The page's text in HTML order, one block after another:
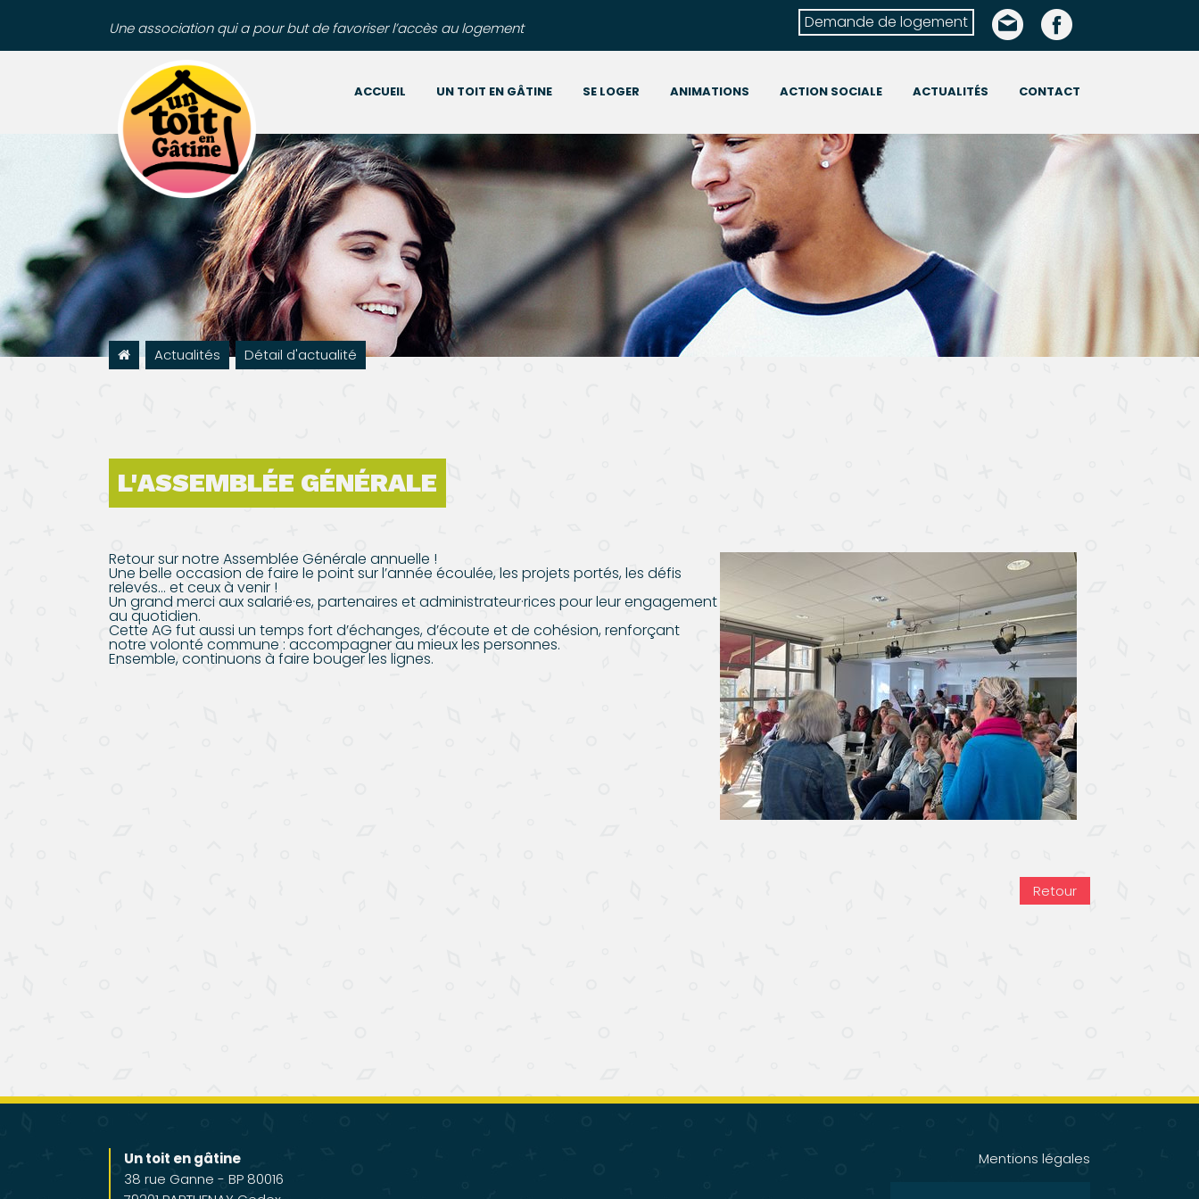
Une association qui a pour but de favoriser l’accès au logement Demande de logement
ACCUEIL UN TOIT EN GÂTINE SE LOGER ANIMATIONS ACTION SOCIALE ACTUALITÉS CONTACT
Actualités Détail d'actualité
L'ASSEMBLÉE GÉNÉRALE
Retour sur notre Assemblée Générale annuelle !
Une belle occasion de faire le point sur l’année écoulée, les projets portés, les défis
relevés… et ceux à venir !
Un grand merci aux salarié·es, partenaires et administrateur·rices pour leur engagement
au quotidien.
Cette AG fut aussi un temps fort d’échanges, d’écoute et de cohésion, renforçant
notre volonté commune : accompagner au mieux les personnes.
Ensemble, continuons à faire bouger les lignes.
Retour
Un toit en gâtine
38 rue Ganne - BP 80016
Mentions légales